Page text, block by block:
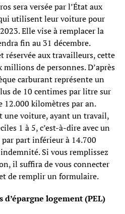
sera versée par l’État aux
utilisent leur voiture pour
Elle vise à remplacer la
fin au 31 décembre.
réservée aux travailleurs, cette
de personnes. D’après
carburant représente un
de 10 centimes par litre sur
12.000 kilomètres par an.
une voiture, ayant un travail,
1 à 5, c’est-à-dire avec un
part inférieur à 14.700
Si vous remplissez
il suffira de vous connecter
de remplir un formulaire.
logement (PEL)